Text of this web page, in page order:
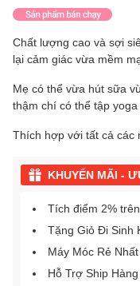
Chất lượng cao và sợi
lại cảm giác vừa mềm
Mẹ có thể vừa hút sữa
thậm chí có thể tập
Thích hợp với tất cả các
KHUYẾN MÃI -
Tích điểm 2%
Tặng Giỏ Đi Sinh
Máy Móc Rẻ
Hỗ Trợ Ship Hàng